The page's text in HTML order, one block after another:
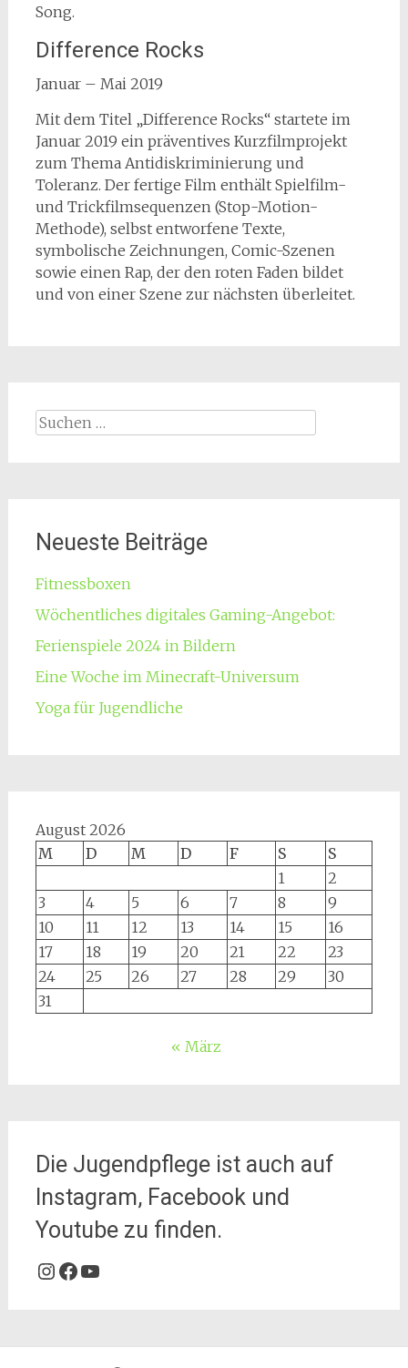
Song.
Difference Rocks
Januar – Mai 2019
Mit dem Titel „Difference Rocks“ startete im
Januar 2019 ein präventives Kurzfilmprojekt
zum Thema Antidiskriminierung und
Toleranz. Der fertige Film enthält Spielfilm-
und Trickfilmsequenzen (Stop-Motion-
Methode), selbst entworfene Texte,
symbolische Zeichnungen, Comic-Szenen
sowie einen Rap, der den roten Faden bildet
und von einer Szene zur nächsten überleitet.
Suche
nach:
Neueste Beiträge
Fitnessboxen
Wöchentliches digitales Gaming-Angebot:
Ferienspiele 2024 in Bildern
Eine Woche im Minecraft-Universum
Yoga für Jugendliche
August 2026
M
D M D F S
S
1
2
3
4 5 6 7 8
9
10
11 12 13 14 15
16
17
18 19 20 21 22
23
24
25 26 27 28 29
30
31
« März
Die Jugendpflege ist auch auf
Instagram, Facebook und
Youtube zu finden.
Instagram
Facebook
YouTube